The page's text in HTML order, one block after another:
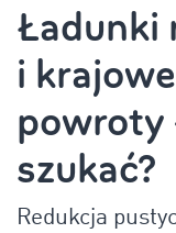
Ładunki
i
powroty
szukać?
Redukcja